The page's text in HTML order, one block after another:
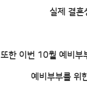
실제 결혼
또한 이번 10월 예비부
예비부부를 위